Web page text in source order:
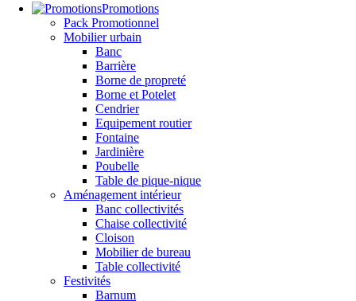
Promotions
Pack Promotionnel
Mobilier urbain
Banc
Barrière
Borne de propreté
Borne et Potelet
Cendrier
Equipement routier
Fontaine
Jardinière
Poubelle
Table de pique-nique
Aménagement intérieur
Banc collectivités
Chaise collectivité
Cloison
Mobilier de bureau
Table collectivité
Festivités
Barnum